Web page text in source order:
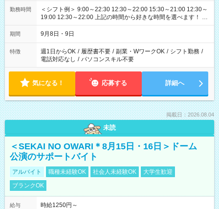
勤務時間
＜シフト例＞ 9:00～22:30 12:30～22:00 15:30～21:00 12:30～
19:00 12:30～22:00 上記の時間から好きな時間を選べます！ ※
時間は変更となる可能性があります
期間 9月8日・9日
特徴 週1日からOK / 履歴書不要 / 副業・WワークOK / シフト勤務 /
電話対応なし / パソコンスキル不要
気になる！ 応募する 詳細へ
掲載日：2026.08.04
未読
＜SEKAI NO OWARI＊8月15日・16日＞ドーム
公演のサポートバイト
アルバイト 職種未経験OK 社会人未経験OK
大学生歓迎
ブランクOK
給与
時給1250円～